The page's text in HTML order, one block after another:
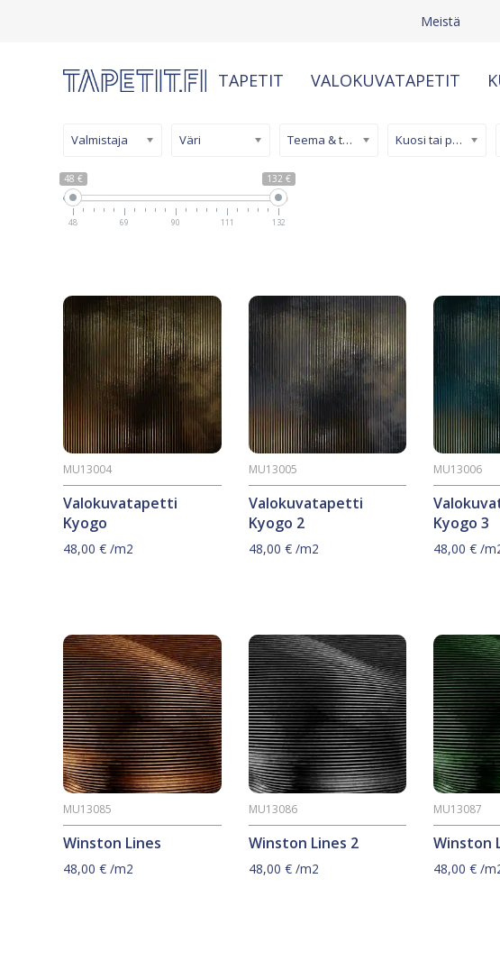
Meistä
TAPETIT VALOKUVATAPETIT
48 € 132 €
48 69 90 111 132
Valmistaja Väri Teema & tyyli Kuosi tai pinta
Valokuvatapetti
Kyogo
MU13004
48,00 € /m2
Valokuvatapetti
Kyogo 2
MU13005
48,00 €/m2
Kyogo 3
MU13006
48,00€ /
Winston Lines
MU13085
48,00 € /m2
Winston Lines 2
MU13086
48,00 €/m2
Winston
MU13087
48,00€ /